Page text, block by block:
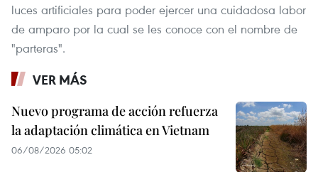
luces artificiales para poder ejercer una cuidadosa labor
de amparo por la cual se les conoce con el nombre de
"parteras".
VER MÁS
Nuevo programa de acción refuerza
la adaptación climática en Vietnam
06/08/2026 05:02